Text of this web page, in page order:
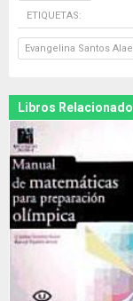
ETIQUETAS:
Evangelina Santos
Libros